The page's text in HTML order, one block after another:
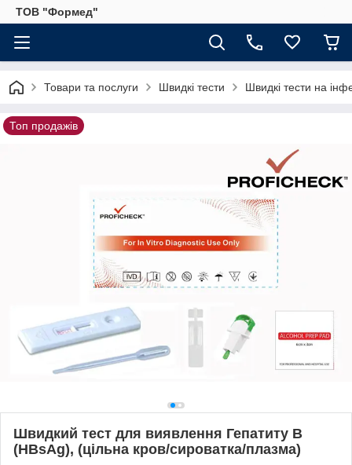
ТОВ "Формед"
Товари та послуги Швидкі тести Швидкі тести на
Топ продажів
Швидкий тест для виявлення Гепатиту В
(HBsAg), (цільна кров/сироватка/плазма)